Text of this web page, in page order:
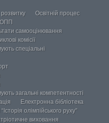
Освітній процес
ОПП
самооцінювання
комісії
спеціальні
загальні компетентності
Електронна бібліотека
олімпійського руху”
виховання